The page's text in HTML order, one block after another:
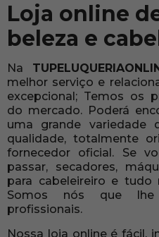
Loja online
beleza e
Na
melhor serviço e
excepcional; Temos os
do mercado. Poderá
uma grande variedade
qualidade, totalmente
fornecedor oficial. Se
passar, secadores,
para cabeleireiro e tudo
Somos nós que lhe
profissionais.
Nossa loja online é fácil,